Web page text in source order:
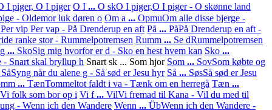
I piger, O I piger O I ... O skO I piger,O I piger - O skønne land
- Oldemor luk døren o Om a ... OpmuOm alle disse bjerge -
Per vip Per vap - På Drenderup en aft På ... PåPå Drenderup en aft -
ranke stor - Rummelpotremsen Rumm ... Se dRummelpotremsen
... SkoSig mig hvorfor er d - Sko en hest hvem kan Sko ...
Snart skal bryllup h Snart sk ... Som hjor Som ... SovSom købte og
SåSyng når du alene g - Så sød er Jesu hyr Så ... SøsSå sød er Jesu
... TænTommeltot faldt i va - Tænk om en herregå Tæn ...
folk som bor op i Vi f... VilVi fremad til Kana - Vil du med til
- Wenn ich den Wandere Wenn ... ÜbWenn ich den Wandere -